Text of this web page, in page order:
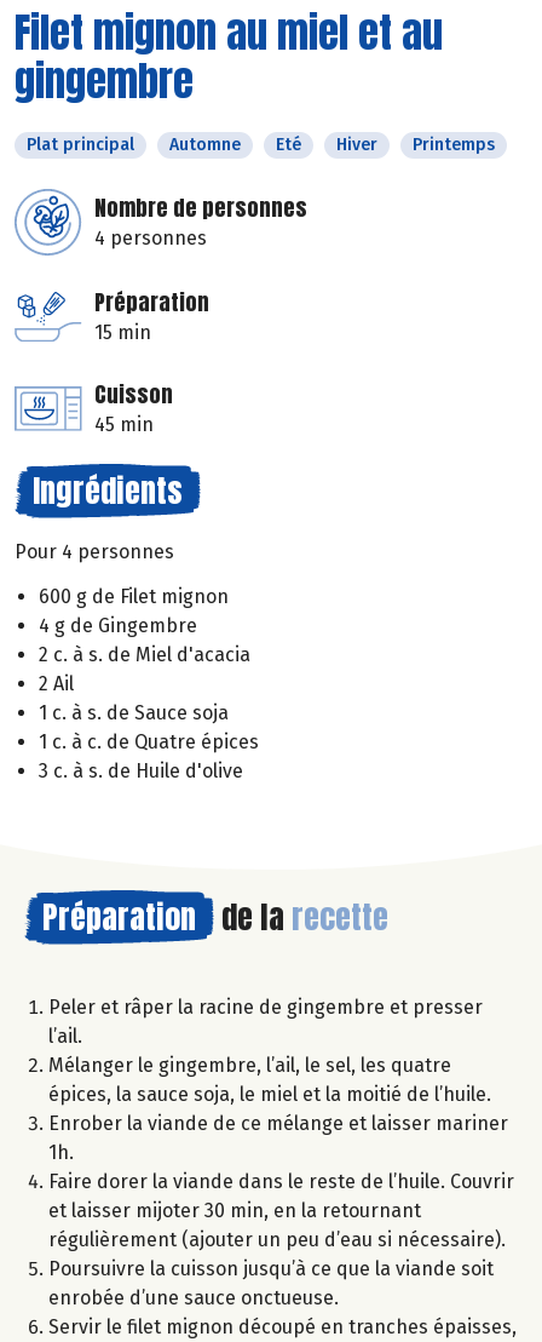
Filet mignon au miel et au
gingembre
Plat principal Automne Eté Hiver Printemps
Nombre de personnes
4 personnes
Préparation
15 min
Cuisson
45 min
Ingrédients
Pour 4 personnes
600 g de Filet mignon
4 g de Gingembre
2 c. à s. de Miel d'acacia
2 Ail
1 c. à s. de Sauce soja
1 c. à c. de Quatre épices
3 c. à s. de Huile d'olive
Préparation de la recette
Peler et râper la racine de gingembre et presser
l’ail.
Mélanger le gingembre, l’ail, le sel, les quatre
épices, la sauce soja, le miel et la moitié de l’huile.
Enrober la viande de ce mélange et laisser mariner
1h.
Faire dorer la viande dans le reste de l’huile. Couvrir
et laisser mijoter 30 min, en la retournant
régulièrement (ajouter un peu d’eau si nécessaire).
Poursuivre la cuisson jusqu’à ce que la viande soit
enrobée d’une sauce onctueuse.
Servir le filet mignon découpé en tranches épaisses,